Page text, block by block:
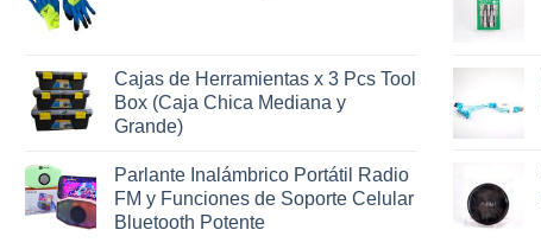
Cajas de Herramientas x 3 Pcs Tool
Box (Caja Chica Mediana y
Grande)
Parlante Inalámbrico Portátil Radio
FM y Funciones de Soporte Celular
Bluetooth Potente